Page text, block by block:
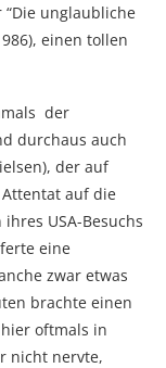
“Die unglaubliche
einen tollen
der
durchaus auch
der auf
auf die
USA-Besuchs
eine
zwar etwas
brachte einen
oftmals in
nicht nervte,